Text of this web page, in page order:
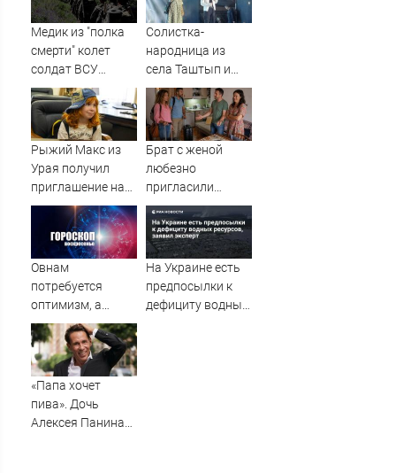
Медик из "полка
смерти" колет
солдат ВСУ
"отключающими
страх"
психотропами
Солистка-
народница из
села Таштып и
SHAMAN спели на
одной сцене
Рыжий Макс из
Урая получил
приглашение на
проект «Голос.
Брат с женой
любезно
пригласили
погостить, но
лучше бы мы
сняли квартиру
Овнам
потребуется
оптимизм, а
Водолеям –
настойчивость:
гороскоп на
воскресенье, 9
августа
На Украине есть
предпосылки к
дефициту водных
«Папа хочет
пива». Дочь
Алексея Панина*